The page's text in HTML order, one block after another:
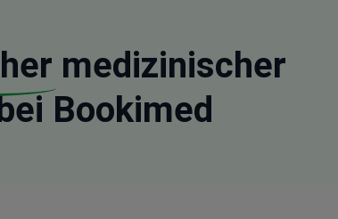
medizinischer
Bookimed